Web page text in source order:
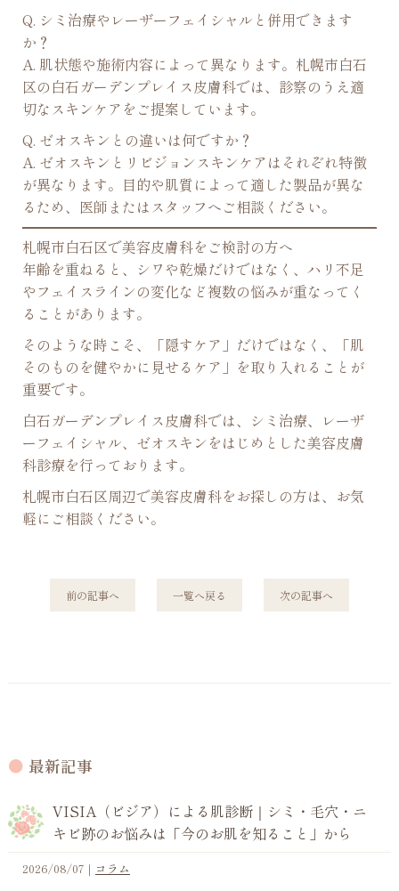
Q. シミ治療やレーザーフェイシャルと併用できます
か？
A. 肌状態や施術内容によって異なります。札幌市白石
区の白石ガーデンプレイス皮膚科では、診察のうえ適
切なスキンケアをご提案しています。
Q. ゼオスキンとの違いは何ですか？
A. ゼオスキンとリビジョンスキンケアはそれぞれ特徴
が異なります。目的や肌質によって適した製品が異な
るため、医師またはスタッフへご相談ください。
札幌市白石区で美容皮膚科をご検討の方へ
年齢を重ねると、シワや乾燥だけではなく、ハリ不足
やフェイスラインの変化など複数の悩みが重なってく
ることがあります。
そのような時こそ、「隠すケア」だけではなく、「肌
そのものを健やかに見せるケア」を取り入れることが
重要です。
白石ガーデンプレイス皮膚科では、シミ治療、レーザ
ーフェイシャル、ゼオスキンをはじめとした美容皮膚
科診療を行っております。
札幌市白石区周辺で美容皮膚科をお探しの方は、お気
軽にご相談ください。
前の記事へ 一覧へ戻る 次の記事へ
最新記事
VISIA（ビジア）による肌診断｜シミ・毛穴・ニ
キビ跡のお悩みは「今のお肌を知ること」から
2026/08/07｜ コラム